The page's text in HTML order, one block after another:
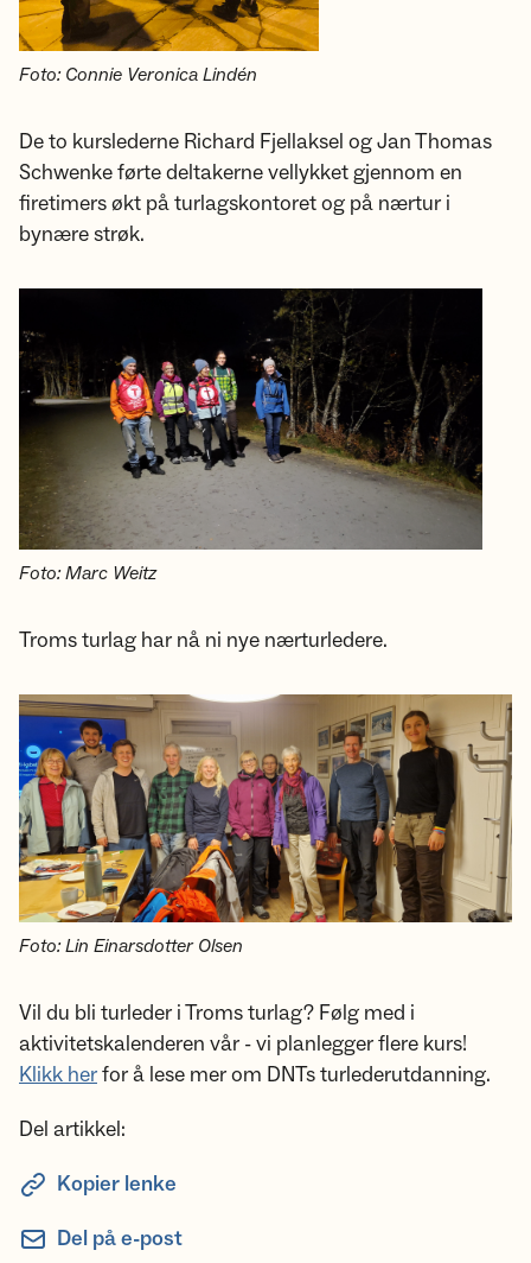
Foto: Connie Veronica Lindén
De to kurslederne Richard Fjellaksel og Jan Thomas
Schwenke førte deltakerne vellykket gjennom en
firetimers økt på turlagskontoret og på nærtur i
bynære strøk.
Foto: Marc Weitz
Troms turlag har nå ni nye nærturledere.
Foto: Lin Einarsdotter Olsen
Vil du bli turleder i Troms turlag? Følg med i
aktivitetskalenderen vår - vi planlegger flere kurs!
Klikk herfor å lese mer om DNTs turlederutdanning.
Del artikkel:
Kopier lenke
Del på e-post